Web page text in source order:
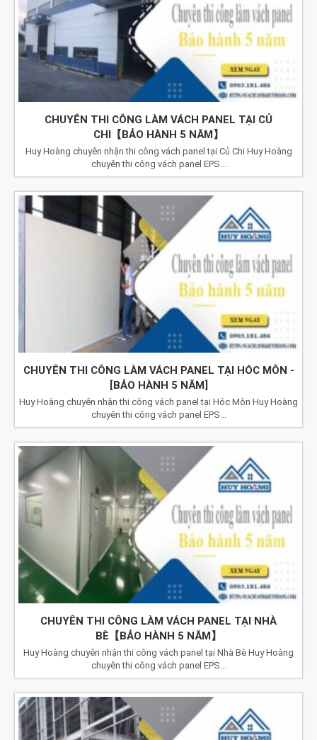
CHUYÊN THI CÔNG LÀM VÁCH PANEL TẠI CỦ
CHI【BẢO HÀNH 5 NĂM】
Huy Hoàng chuyên nhận thi công vách panel tại Củ Chi Huy Hoàng
chuyên thi công vách panel EPS...
CHUYÊN THI CÔNG LÀM VÁCH PANEL TẠI HÓC MÔN -
[BẢO HÀNH 5 NĂM]
Huy Hoàng chuyên nhận thi công vách panel tại Hóc Môn Huy Hoàng
chuyên thi công vách panel EPS...
CHUYÊN THI CÔNG LÀM VÁCH PANEL TẠI NHÀ
BÈ【BẢO HÀNH 5 NĂM】
Huy Hoàng chuyên nhận thi công vách panel tại Nhà Bè Huy Hoàng
chuyên thi công vách panel EPS...